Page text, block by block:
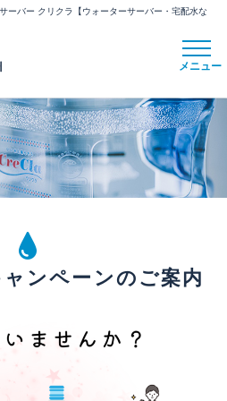
ーバー クリクラ【ウォーターサーバー・宅配水な
ンペーンのご案内